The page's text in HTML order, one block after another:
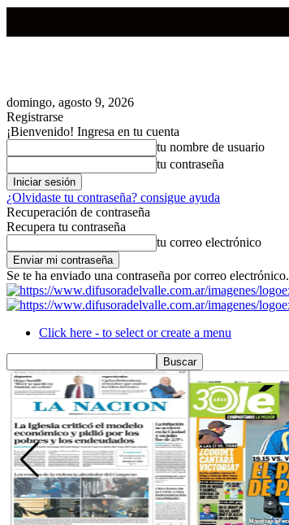
domingo, agosto 9, 2026
Registrarse
¡Bienvenido! Ingresa en tu cuenta
tu nombre de usuario
tu contraseña
¿Olvidaste tu contraseña? consigue ayuda
Recuperación de contraseña
Recupera tu contraseña
tu correo electrónico
Se te ha enviado una contraseña por correo electrónico.
Click here - to select or create a menu